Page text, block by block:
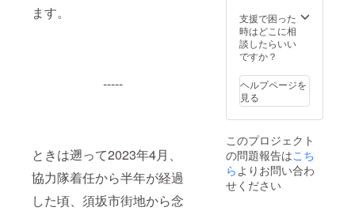
ます。
-----
ときは遡って2023年4月、
協力隊着任から半年が経過
した頃、須坂市街地から念
りま
す。体
力に自
信のな
ご相談
い。 3.
服装及
び持ち
物につ
いて 散
策に適
した服
散） ＜
ご参加
にあ
たって
事項＞
1. ツ
アー実
施に関
意点
（雨天
決行・
荒天中
止など
す
支援で困った
時はどこに相
談したらいい
ですか？
ヘルプページを
見る
このプロジェクト
の問題報告はこち
ら よりお問い合わ
せください